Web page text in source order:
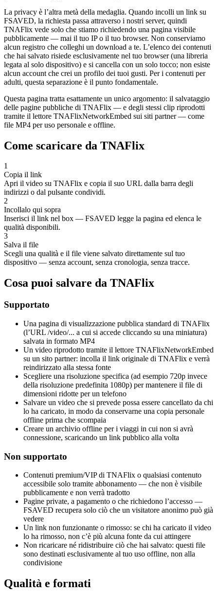
La privacy è l’altra metà della medaglia. Quando incolli un link su
FSAVED, la richiesta passa attraverso i nostri server, quindi
TNAFlix vede solo che stiamo richiedendo una pagina visibile
pubblicamente — mai il tuo IP o il tuo browser. Non conserviamo
alcun registro che colleghi un download a te. L’elenco dei contenuti
che hai salvato risiede esclusivamente nel tuo browser (una libreria
legata al solo dispositivo) e si cancella con un solo tocco; non esiste
alcun account che crei un profilo dei tuoi gusti. Per i contenuti per
adulti, questa separazione è il punto fondamentale.
Questa pagina tratta esattamente un unico argomento: il salvataggio
delle pagine pubbliche di TNAFlix — e degli stessi clip riprodotti
tramite il lettore TNAFlixNetworkEmbed sui siti partner — come
file MP4 per uso personale e offline.
Come scaricare da TNAFlix
1
Copia il link
Apri il video su TNAFlix e copia il suo URL dalla barra degli
indirizzi o dal pulsante condividi.
2
Incollalo qui sopra
Inserisci il link nel box — FSAVED legge la pagina ed elenca le
qualità disponibili.
3
Salva il file
Scegli una qualità e il file viene salvato direttamente sul tuo
dispositivo — senza account, senza cronologia, senza tracce.
Cosa puoi salvare da TNAFlix
Supportato
Una pagina di visualizzazione pubblica standard di TNAFlix
(l’URL /video/... a cui si accede cliccando su una miniatura)
salvata in formato MP4
Un video riprodotto tramite il lettore TNAFlixNetworkEmbed
su un sito partner: incolla il link originale di TNAFlix e verrà
reindirizzato alla stessa fonte
Scegliere una risoluzione specifica (ad esempio 720p invece
della risoluzione predefinita 1080p) per mantenere il file di
dimensioni ridotte per un telefono
Salvare un video che si prevede possa essere cancellato da chi
lo ha caricato, in modo da conservarne una copia personale
offline prima che scompaia
Creare un archivio offline per i viaggi in cui non si avrà
connessione, scaricando un link pubblico alla volta
Non supportato
Contenuti premium/VIP di TNAFlix o qualsiasi contenuto
accessibile solo tramite abbonamento — che non è visibile
pubblicamente e non verrà tradotto
Pagine private, a pagamento o che richiedono l’accesso —
FSAVED recupera solo ciò che un visitatore anonimo può già
vedere
Un link non funzionante o rimosso: se chi ha caricato il video
lo ha rimosso, non c’è più alcuna fonte da cui attingere
Non ricaricare né ridistribuire ciò che hai salvato: questi file
sono destinati esclusivamente al tuo uso offline, non alla
condivisione
Qualità e formati